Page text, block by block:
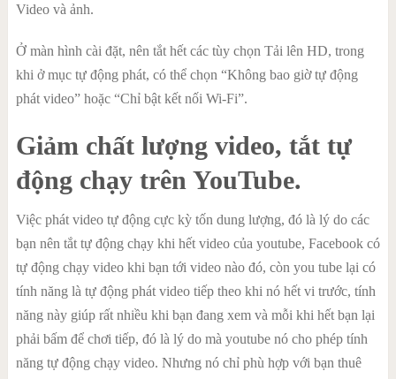
Video và ảnh.
Ở màn hình cài đặt, nên tắt hết các tùy chọn Tải lên HD, trong
khi ở mục tự động phát, có thể chọn “Không bao giờ tự động
phát video” hoặc “Chỉ bật kết nối Wi-Fi”.
Giảm chất lượng video, tắt tự
động chạy trên YouTube.
Việc phát video tự động cực kỳ tốn dung lượng, đó là lý do các
bạn nên tắt tự động chạy khi hết video của youtube, Facebook có
tự động chạy video khi bạn tới video nào đó, còn you tube lại có
tính năng là tự động phát video tiếp theo khi nó hết vi trước, tính
năng này giúp rất nhiều khi bạn đang xem và mỗi khi hết bạn lại
phải bấm để chơi tiếp, đó là lý do mà youtube nó cho phép tính
năng tự động chạy video. Nhưng nó chỉ phù hợp với bạn thuê